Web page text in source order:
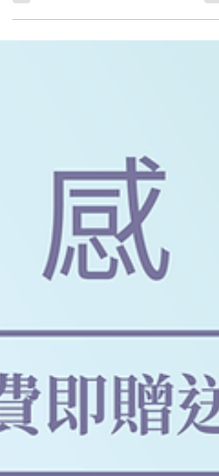
時間， 以上期間畫廊將不對外開放，敬請留
意。 ※小提醒，1/1(四)元旦公休店裡不會有人
在唷。 -- ✨展覽預告✨ MARCH｜うごんば